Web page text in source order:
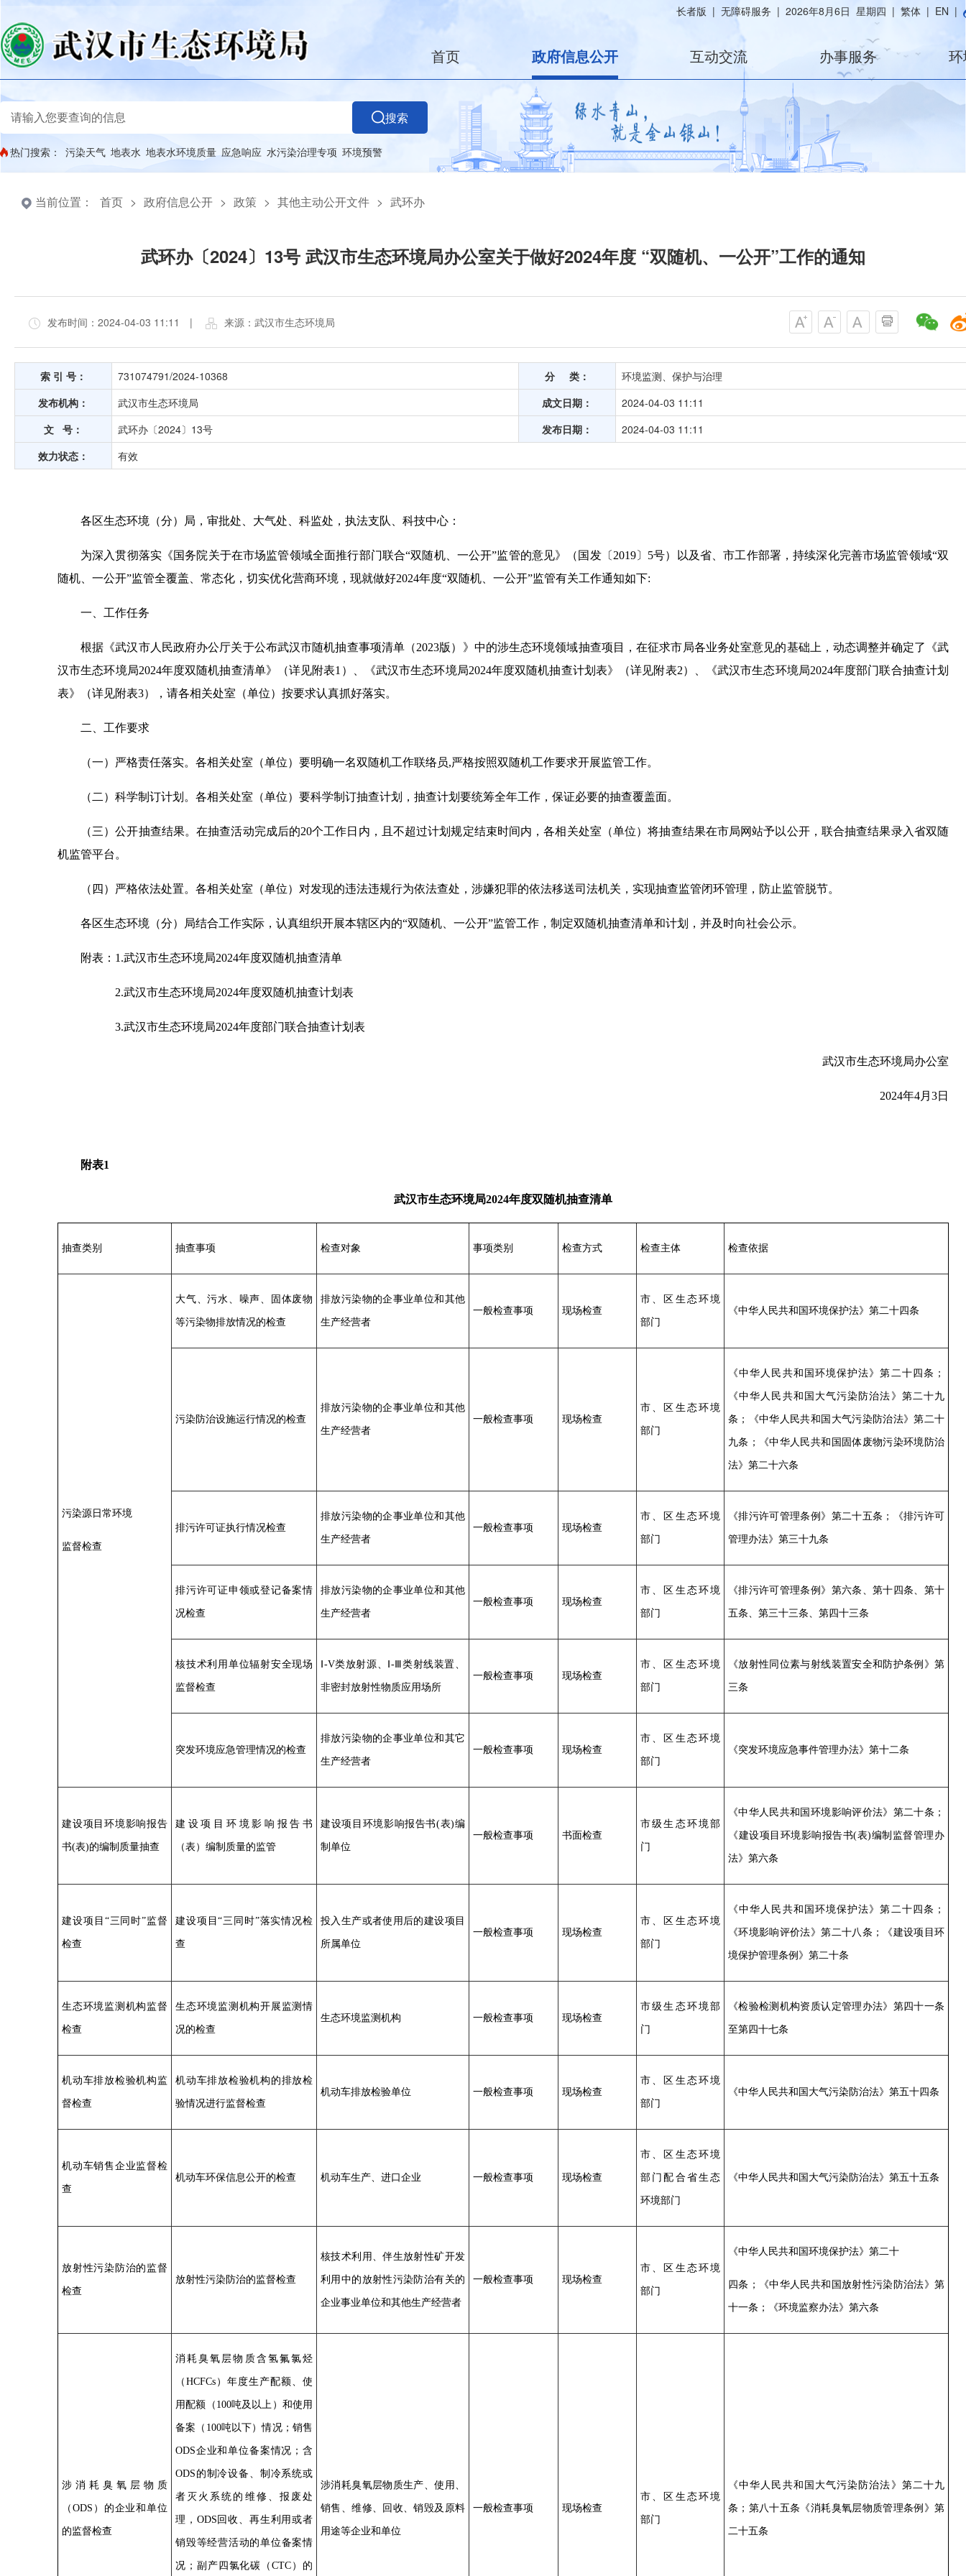
长者版 | 无障碍服务 | 2026年8月6日 星期四 | 繁体 | EN |
首页 政府信息公开 互动交流 办事服务
搜索
热门搜索： 污染天气 地表水 地表水环境质量 应急响应 水污染治理专项 环境预警
当前位置： 首页 > 政府信息公开 > 政策 > 其他主动公开文件 > 武环办
武环办〔2024〕13号 武汉市生态环境局办公室关于做好2024年度 “双随机、一公开”工作的通知
发布时间：2024-04-03 11:11 | 来源：武汉市生态环境局
索 引 号： 731074791/2024-10368 分 类：
环境监测、保护与治理
发布机构：
武汉市生态环境局 成文日期：
2024-04-03 11:11
文 号：
武环办〔2024〕13号 发布日期：
2024-04-03 11:11
效力状态：
有效
各区生态环境（分）局， 审批处、大气处、科监处， 执法支队、 科技中心 ：
为深入贯彻落实《国务院关于在市场监管领域全面推行部门联合“双随机、一公开”监管的意见》（国发〔2019〕5号）以及省、市工作部署，持续深化完善市场监管领域“双
随机、一公开”监管全覆盖、常态化，切实优化营商环境，现就做好2024年度“双随机、一公开”监管有关工作通知如下:
一、工作任务
根据《武汉市人民政府办公厅关于公布武汉市随机抽查事项清单（2023版）》中的涉生态环境领域抽查项目，在征求市局各业务处室意见的基础上，动态调整并确定了《武
汉市生态环境局2024年度双随机抽查清单》（详见附表1）、《武汉市生态环境局2024年度双随机抽查计划表》（详见附表2）、《武汉市生态环境局2024年度部门联合抽查计划
表》（详见附表3），请各相关处室（单位）按要求认真抓好落实。
二、工作要求
（一）严格责任落实。各相关处室（单位）要明确一名双随机工作联络员,严格按照双随机工作要求开展监管工作。
（二）科学制订计划。各相关处室（单位）要科学制订抽查计划，抽查计划要统筹全年工作，保证必要的抽查覆盖面。
（三）公开抽查结果。在抽查活动完成后的20个工作日内，且不超过计划规定结束时间内，各相关处室（单位）将抽查结果在市局网站予以公开，联合抽查结果录入省双随
机监管平台。
（四）严格依法处置。各相关处室（单位）对发现的违法违规行为依法查处，涉嫌犯罪的依法移送司法机关，实现抽查监管闭环管理，防止监管脱节。
各区生态环境（分）局结合工作实际，认真组织开展本辖区内的“双随机、一公开”监管工作，制定双随机抽查清单和计划，并及时向社会公示。
附表：1.武汉市生态环境局2024年度双随机抽查清单
2.武汉市生态环境局2024年度双随机抽查计划表
3.武汉市生态环境局2024年度部门联合抽查计划表
武汉市生态环境局办公室
2024年4月3日
附表1
武汉市生态环境局2024年度双随机抽查清单
抽查类别 抽查事项 检查对象 事项类别 检查方式 检查主体 检查依据
污染源日常环境
监督检查
大气、污水、噪声、固体废物
等污染物排放情况的检查
排放污染物的企事业单位和其他
生产经营者
一般检查事项 现场检查
市、区生态环境
部门
《中华人民共和国环境保护法》第二十四条
污染防治设施运行情况的检查
排放污染物的企事业单位和其他
生产经营者
一般检查事项 现场检查
市、区生态环境
部门
《中华人民共和国环境保护法》第二十四条；
《中华人民共和国大气污染防治法》第二十九
条；《中华人民共和国大气污染防治法》第二十
九条；《中华人民共和国固体废物污染环境防治
法》第二十六条
排污许可证执行情况检查
排放污染物的企事业单位和其他
生产经营者
一般检查事项 现场检查
市、区生态环境
部门
《排污许可管理条例》第二十五条；《排污许可
管理办法》第三十九条
排污许可证申领或登记备案情
况检查
排放污染物的企事业单位和其他
生产经营者
一般检查事项 现场检查
市、区生态环境
部门
《排污许可管理条例》第六条、第十四条、第十
五条、第三十三条、第四十三条
核技术利用单位辐射安全现场
监督检查
Ⅰ-V类放射源、Ⅰ-Ⅲ类射线装置、
非密封放射性物质应用场所
一般检查事项 现场检查
市、区生态环境
部门
《放射性同位素与射线装置安全和防护条例》第
三条
突发环境应急管理情况的检查
排放污染物的企事业单位和其它
生产经营者
一般检查事项 现场检查
市、区生态环境
部门
《突发环境应急事件管理办法》第十二条
建设项目环境影响报告
书(表)的编制质量抽查
建设项目环境影响报告书
（表）编制质量的监管
建设项目环境影响报告书(表)编
制单位
一般检查事项 书面检查
市级生态环境部
门
《中华人民共和国环境影响评价法》第二十条；
《建设项目环境影响报告书(表)编制监督管理办
法》第六条
建设项目“三同时”监督
检查
建设项目“三同时”落实情况检
查
投入生产或者使用后的建设项目
所属单位
一般检查事项 现场检查
市、区生态环境
部门
《中华人民共和国环境保护法》第二十四条；
《环境影响评价法》第二十八条；《建设项目环
境保护管理条例》第二十条
生态环境监测机构监督
检查
生态环境监测机构开展监测情
况的检查
生态环境监测机构 一般检查事项 现场检查
市级生态环境部
门
《检验检测机构资质认定管理办法》第四十一条
至第四十七条
机动车排放检验机构监
督检查
机动车排放检验机构的排放检
验情况进行监督检查
机动车排放检验单位 一般检查事项 现场检查
市、区生态环境
部门
《中华人民共和国大气污染防治法》第五十四条
机动车销售企业监督检
查
机动车环保信息公开的检查 机动车生产、进口企业 一般检查事项 现场检查
市、区生态环境
部门配合省生态
环境部门
《中华人民共和国大气污染防治法》第五十五条
放射性污染防治的监督
检查
放射性污染防治的监督检查
核技术利用、伴生放射性矿开发
利用中的放射性污染防治有关的
企业事业单位和其他生产经营者
一般检查事项 现场检查
市、区生态环境
部门
《中华人民共和国环境保护法》第二十
四条；《中华人民共和国放射性污染防治法》第
十一条；《环境监察办法》第六条
涉消耗臭氧层物质
（ODS）的企业和单位
的监督检查
消耗臭氧层物质含氢氟氯烃
（HCFCs）年度生产配额、使
用配额（100吨及以上）和使用
备案（100吨以下）情况；销售
ODS企业和单位备案情况；含
ODS的制冷设备、制冷系统或
者灭火系统的维修、报废处
理，ODS回收、再生利用或者
销毁等经营活动的单位备案情
况；副产四氯化碳（CTC）的
涉消耗臭氧层物质生产、使用、
销售、维修、回收、销毁及原料
用途等企业和单位
一般检查事项 现场检查
市、区生态环境
部门
《中华人民共和国大气污染防治法》第二十九
条；第八十五条《消耗臭氧层物质管理条例》第
二十五条